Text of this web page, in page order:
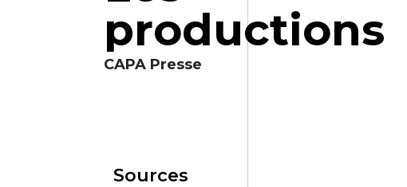
productions
CAPA Presse
Sources